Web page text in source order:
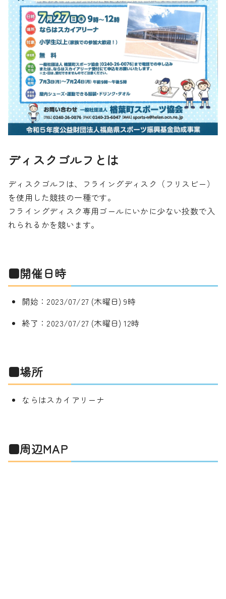
ディスクゴルフとは
ディスクゴルフは、フライングディスク（フリスビー）
を使用した競技の一種です。
フライングディスク専用ゴールにいかに少ない投数で入
れられるかを競います。
■開催日時
開始：2023/07/27 (木曜日) 9時
終了：2023/07/27 (木曜日) 12時
■場所
ならはスカイアリーナ
■周辺MAP